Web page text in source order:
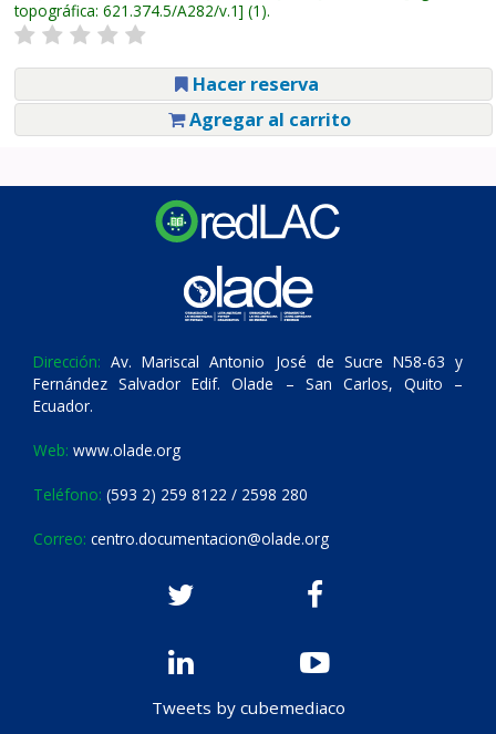
topográfica: 621.374.5/A282/v.1 (1).
Hacer reserva
Agregar al carrito
Dirección: Av. Mariscal Antonio José de Sucre N58-63 y
Fernández Salvador Edif. Olade – San Carlos, Quito –
Ecuador.
Web: www.olade.org
Teléfono: (593 2) 259 8122 / 2598 280
Correo: centro.documentacion@olade.org
Tweets by cubemediaco